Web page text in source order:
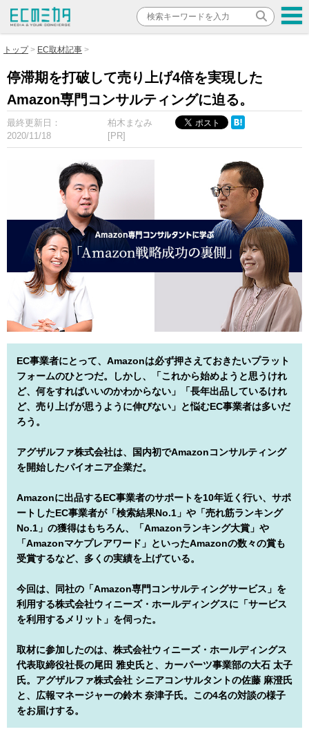
トップ EC取材記事
停滞期を打破して売り上げ4倍を実現した
Amazon専門コンサルティングに迫る。
最終更新日：
2020/11/18
柏木まなみ
[PR]
EC事業者にとって、Amazonは必ず押さえておきたいプラット
フォームのひとつだ。しかし、「これから始めようと思うけれ
ど、何をすればいいのかわからない」「長年出品しているけれ
ど、売り上げが思うように伸びない」と悩むEC事業者は多いだ
ろう。
アグザルファ株式会社は、国内初でAmazonコンサルティング
を開始したパイオニア企業だ。
Amazonに出品するEC事業者のサポートを10年近く行い、サポ
ートしたEC事業者が「検索結果No.1」や「売れ筋ランキング
No.1」の獲得はもちろん、「Amazonランキング大賞」や
「Amazonマケプレアワード」といったAmazonの数々の賞も
受賞するなど、多くの実績を上げている。
今回は、同社の「Amazon専門コンサルティングサービス」を
利用する株式会社ウィニーズ・ホールディングスに「サービス
を利用するメリット」を伺った。
取材に参加したのは、株式会社ウィニーズ・ホールディングス
代表取締役社長の尾田 雅史氏と、カーパーツ事業部の大石 太子
氏。アグザルファ株式会社 シニアコンサルタントの佐藤 麻澄氏
と、広報マネージャーの鈴木 奈津子氏。この4名の対談の様子
をお届けする。